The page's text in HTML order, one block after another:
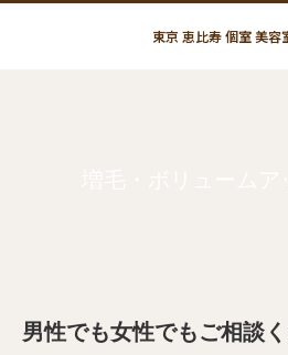
東京 恵比寿 個室 美
男性でも女性でもご相談